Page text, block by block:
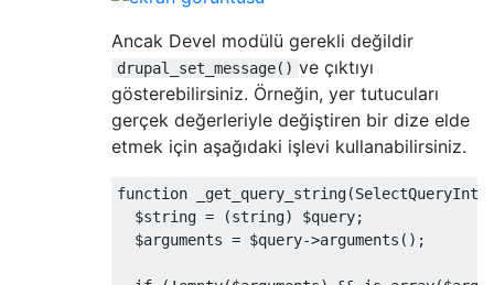
Ancak Devel modülü gerekli değildir
drupal_set_message() ve çıktıyı
gösterebilirsiniz. Örneğin, yer tutucuları
gerçek değerleriyle değiştiren bir dize elde
etmek için aşağıdaki işlevi kullanabilirsiniz.
function _get_query_string(
  $string
= (string) $query;
  $arguments
= $query->arguments ();